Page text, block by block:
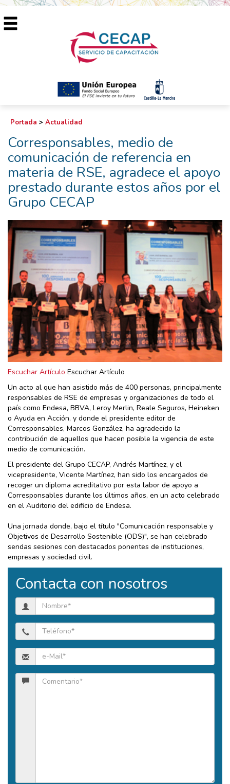
Portada > Actualidad
Corresponsables, medio de
comunicación de referencia en
materia de RSE, agradece el apoyo
prestado durante estos años por el
Grupo CECAP
Escuchar Artículo Escuchar Artículo
Un acto al que han asistido más de 400 personas, principalmente
responsables de RSE de empresas y organizaciones de todo el
país como Endesa, BBVA, Leroy Merlin, Reale Seguros, Heineken
o Ayuda en Acción, y donde el presidente editor de
Corresponsables, Marcos González, ha agradecido la
contribución de aquellos que hacen posible la vigencia de este
medio de comunicación.
El presidente del Grupo CECAP, Andrés Martínez, y el
vicepresidente, Vicente Martínez, han sido los encargados de
recoger un diploma acreditativo por esta labor de apoyo a
Corresponsables durante los últimos años, en un acto celebrado
en el Auditorio del edificio de Endesa.
Una jornada donde, bajo el título "Comunicación responsable y
Objetivos de Desarrollo Sostenible (ODS)", se han celebrado
sendas sesiones con destacados ponentes de instituciones,
empresas y sociedad civil.
Contacta con nosotros